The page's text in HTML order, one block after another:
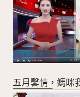
五月馨情，媽咪